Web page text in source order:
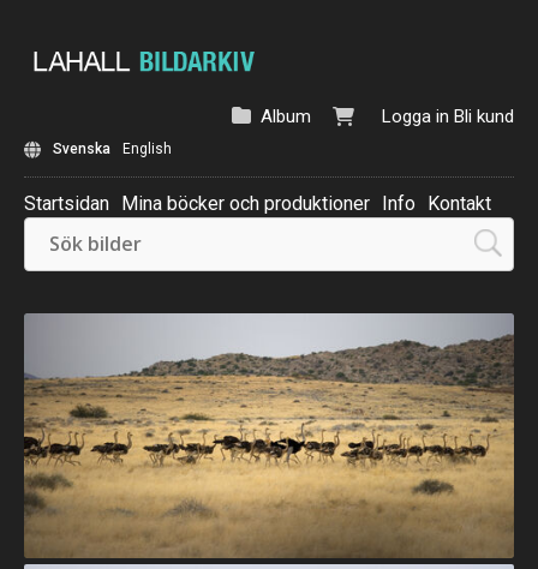
Logga in Bli kund
Album
Svenska English
Startsidan Mina böcker och produktioner Info Kontakt
Beställ: Kalender 2025